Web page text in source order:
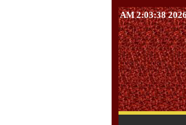
2:03:39 AM